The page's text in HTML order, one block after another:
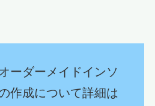
ーダーメイドインソ
作成について詳細は